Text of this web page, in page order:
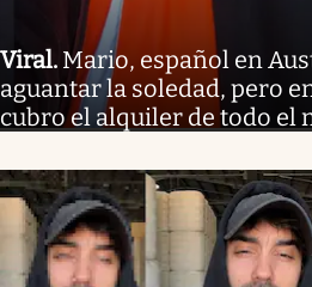
Viral. Mario, español en
aguantar la soledad, pero
cubro el alquiler de todo el